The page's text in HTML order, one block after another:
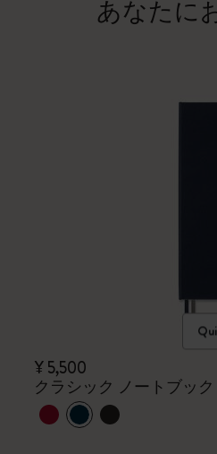
あなたに
¥ 5,500
クラシック ノートブッ